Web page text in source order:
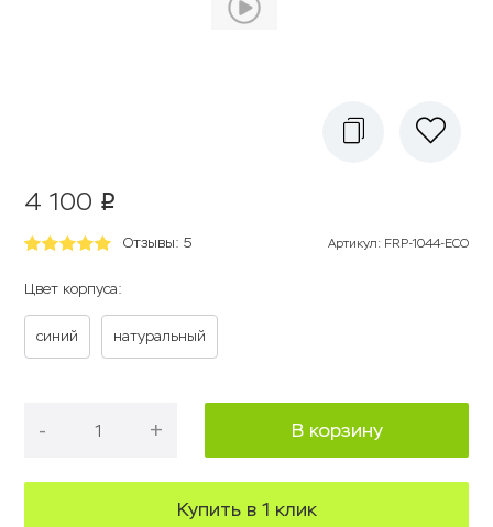
4 100 p
Отзывы: 5 Артикул: FRP-1044-ECO
Цвет корпуса:
синий натуральный
- + В корзину
Купить в 1 клик